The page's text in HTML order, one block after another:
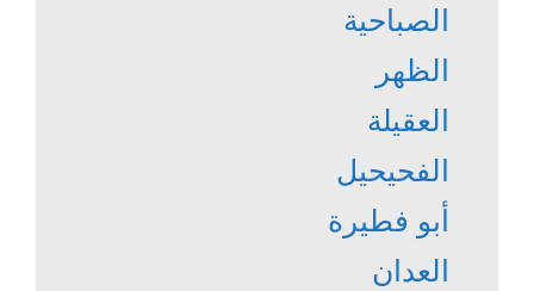
الصباحية
الظهر
العقيلة
الفحيحيل
أبو فطيرة
العدان